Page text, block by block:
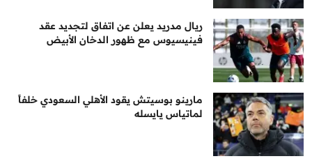
ريال مدريد يعلن عن اتفاق لتجديد عقد
فينيسيوس مع ظهور الدخان الأبيض
مارينو بوسيتش يقود الأهلي السعودي خلفاً
لماتياس يايسله